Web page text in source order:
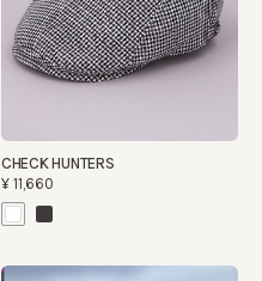
CHECK HUNTERS
¥11,660